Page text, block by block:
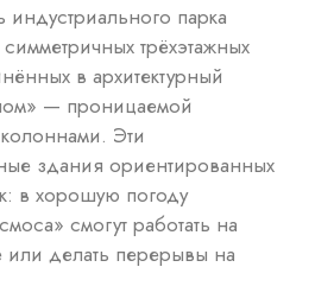
парка
трёхэтажных
в архитектурный
— проницаемой
Эти
здания ориентированных
в хорошую погоду
смогут работать на
или делать перерывы на